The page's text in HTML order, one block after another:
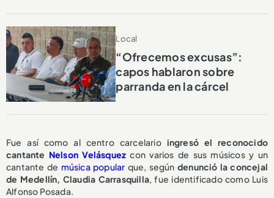
Local
“Ofrecemos excusas”:
capos hablaron sobre
parranda en la cárcel
Fue así como al centro carcelario ingresó el reconocido
cantante Nelson Velásquez con varios de sus músicos y un
cantante de música popular que, según denunció la concejal
de Medellín, Claudia Carrasquilla, fue identificado como Luis
Alfonso Posada.